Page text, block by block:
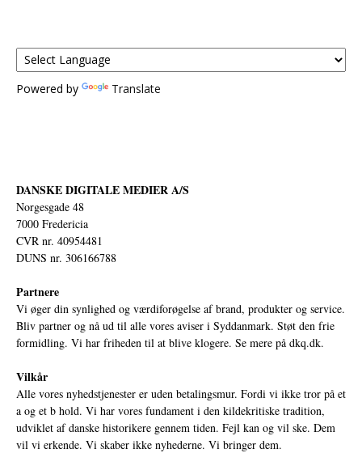
Powered by Translate
DANSKE DIGITALE MEDIER A/S
Norgesgade 48
7000 Fredericia
CVR nr. 40954481
DUNS nr. 306166788
Partnere
Vi øger din synlighed og værdiforøgelse af brand, produkter og service.
Bliv partner og nå ud til alle vores aviser i Syddanmark. Støt den frie
formidling. Vi har friheden til at blive klogere. Se mere på dkq.dk.
Vilkår
Alle vores nyhedstjenester er uden betalingsmur. Fordi vi ikke tror på et
a og et b hold. Vi har vores fundament i den kildekritiske tradition,
udviklet af danske historikere gennem tiden. Fejl kan og vil ske. Dem
vil vi erkende. Vi skaber ikke nyhederne. Vi bringer dem.